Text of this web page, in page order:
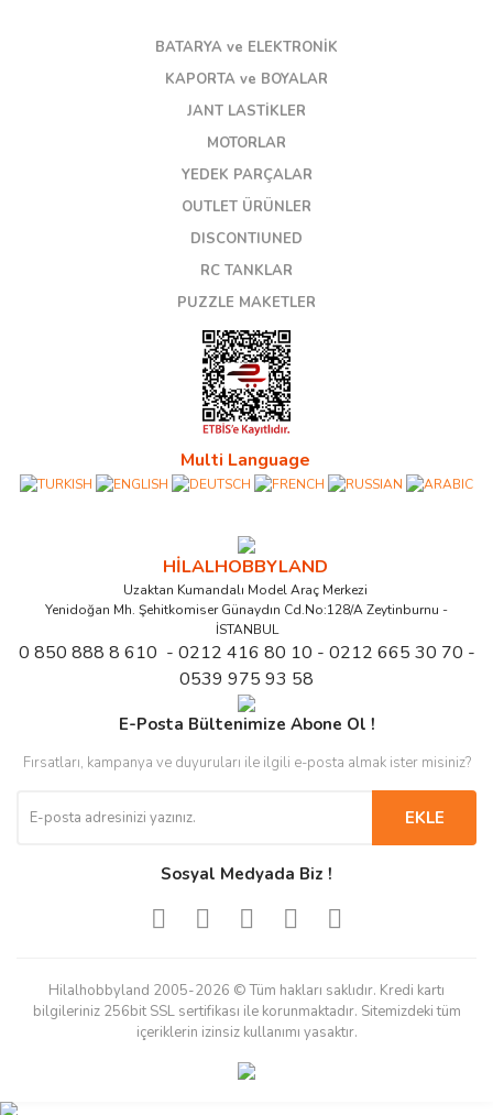
BATARYA ve ELEKTRONİK
KAPORTA ve BOYALAR
JANT LASTİKLER
MOTORLAR
YEDEK PARÇALAR
OUTLET ÜRÜNLER
DISCONTIUNED
RC TANKLAR
PUZZLE MAKETLER
Multi Language
HİLALHOBBYLAND
Uzaktan Kumandalı Model Araç Merkezi
Yenidoğan Mh. Şehitkomiser Günaydın Cd.No:128/A Zeytinburnu -
İSTANBUL
0 850 888 8 610 - 0212 416 80 10 - 0212 665 30 70 -
0539 975 93 58
E-Posta Bültenimize Abone Ol !
Fırsatları, kampanya ve duyuruları ile ilgili e-posta almak ister misiniz?
EKLE
Sosyal Medyada Biz !
Hilalhobbyland 2005-2026 © Tüm hakları saklıdır. Kredi kartı
bilgileriniz 256bit SSL sertifikası ile korunmaktadır. Sitemizdeki tüm
içeriklerin izinsiz kullanımı yasaktır.